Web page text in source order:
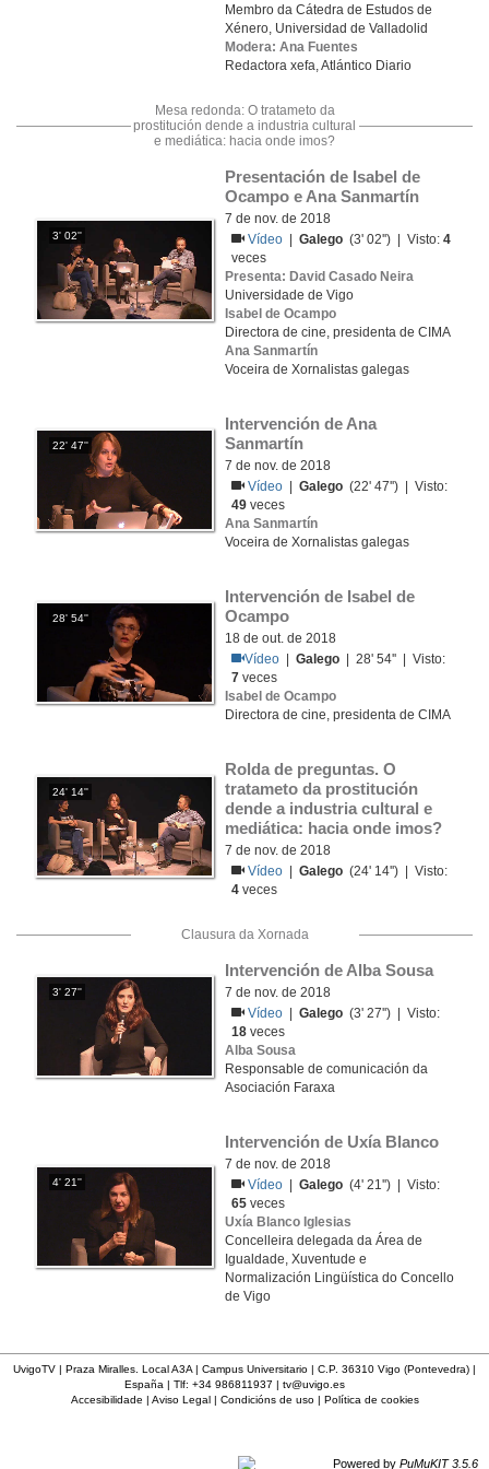
Membro da Cátedra de Estudos de
Xénero, Universidad de Valladolid
Modera: Ana Fuentes
Redactora xefa, Atlántico Diario
Mesa redonda: O tratameto da
prostitución dende a industria cultural
e mediática: hacia onde imos?
3' 02''
Presentación de Isabel de
Ocampo e Ana Sanmartín
7 de nov. de 2018
Vídeo
|Galego (3' 02'') | Visto:4
veces
Presenta: David Casado Neira
Universidade de Vigo
Isabel de Ocampo
Directora de cine, presidenta de CIMA
Ana Sanmartín
Voceira de Xornalistas galegas
22' 47''
Intervención de Ana
Sanmartín
7 de nov. de 2018
Vídeo
|Galego (22' 47'') | Visto:
49 veces
Ana Sanmartín
Voceira de Xornalistas galegas
28' 54''
Intervención de Isabel de
Ocampo
18 de out. de 2018
Vídeo |Galego | 28' 54'' | Visto:
7 veces
Isabel de Ocampo
Directora de cine, presidenta de CIMA
24' 14''
Rolda de preguntas. O
tratameto da prostitución
dende a industria cultural e
mediática: hacia onde imos?
7 de nov. de 2018
Vídeo
|Galego (24' 14'') | Visto:
4 veces
Clausura da Xornada
3' 27''
Intervención de Alba Sousa
7 de nov. de 2018
Vídeo
|Galego (3' 27'') | Visto:
18 veces
Alba Sousa
Responsable de comunicación da
Asociación Faraxa
4' 21''
Intervención de Uxía Blanco
7 de nov. de 2018
Vídeo
|Galego (4' 21'') | Visto:
65 veces
Uxía Blanco Iglesias
Concelleira delegada da Área de
Igualdade, Xuventude e
Normalización Lingüística do Concello
de Vigo
UvigoTV | Praza Miralles. Local A3A | Campus Universitario | C.P. 36310 Vigo (Pontevedra) |
España | Tlf: +34 986811937 | tv@uvigo.es
Accesibilidade | Aviso Legal| Condicións de uso| Política de cookies
Powered by PuMuKIT 3.5.6